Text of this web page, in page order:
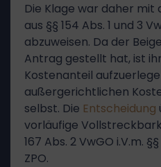
Die Klage war daher mit
aus §§ 154 Abs. 1 und 3
abzuweisen. Da der
Antrag gestellt hat, ist
Kostenanteil
außergerichtlichen
selbst. Die Entscheidung
vorläufige
167 Abs. 2 VwGO i.V.m. §§
ZPO.